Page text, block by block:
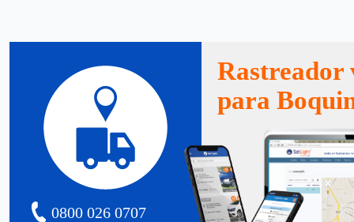
0800 026 0707
Rastreador
para